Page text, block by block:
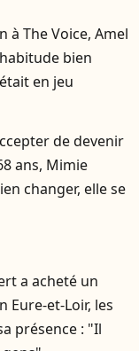
à The Voice, Amel
bien
en jeu
de devenir
ans, Mimie
changer, elle se
a acheté un
Eure-et-Loir, les
présence : "Il